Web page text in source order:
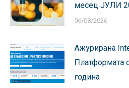
месец ЈУЛИ
06/08/2026
Ажурирана
Платформата
година